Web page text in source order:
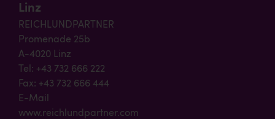
Linz
REICHLUNDPARTNER
Promenade 25b
A-4020 Linz
Tel: +43 732 666 222
Fax: +43 732 666 444
E-Mail
www.reichlundpartner.com